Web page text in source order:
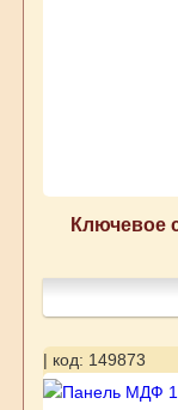
Ключевое
| код: 149873